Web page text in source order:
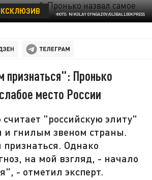
ФОТО: NIKOLAY GYNGAZOV/GLOBALLOOKPRESS
признаться": Пронько
место России
"российскую элиту"
гнилым звеном страны.
признаться. Однако
на мой взгляд, - начало
- отметил эксперт.